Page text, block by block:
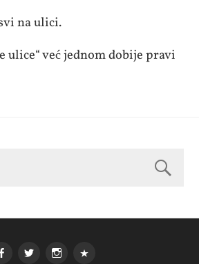
na ulici.
ulice“ već jednom dobije pravi
Twitter Instagram
Email